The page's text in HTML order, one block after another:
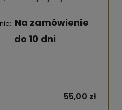
Na zamówienie
do 10 dni
55,00 zł